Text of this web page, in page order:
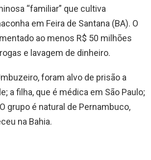
“familiar” que cultiva
em Feira de Santana (BA). O
ao menos R$ 50 milhões
e lavagem de dinheiro.
foram alvo de prisão a
a filha, que é médica em São Paulo;
grupo é natural de Pernambuco,
na Bahia.